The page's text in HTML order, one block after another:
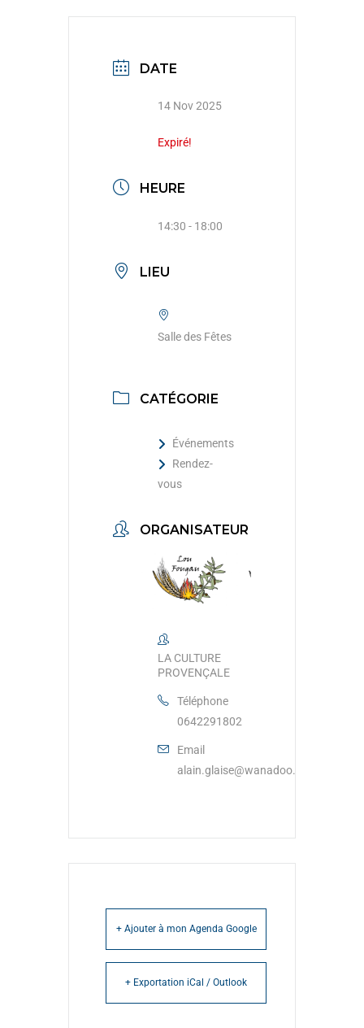
DATE
14 Nov 2025
Expiré!
HEURE
14:30 - 18:00
LIEU
Salle des Fêtes
CATÉGORIE
Événements
Rendez-
vous
ORGANISATEUR
LA CULTURE
PROVENÇALE
Téléphone
0642291802
Email
alain.glaise@wanadoo.fr
+ Ajouter à mon Agenda Google
+ Exportation iCal / Outlook